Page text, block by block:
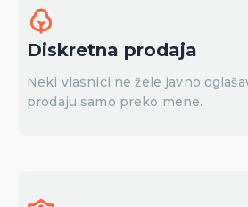
Diskretna prodaja
Neki vlasnici ne žele javno
prodaju samo preko mene.